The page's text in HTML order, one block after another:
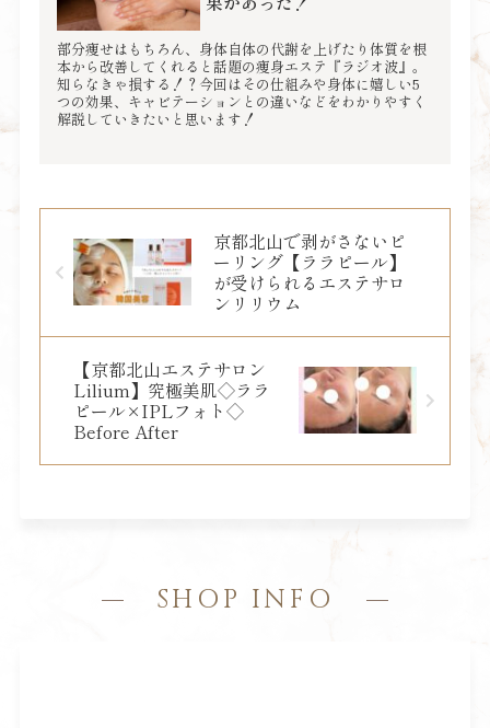
部分痩せはもちろん、身体自体の代謝を上げたり体質を根
本から改善してくれると話題の痩身エステ『ラジオ波』。
知らなきゃ損する！？今回はその仕組みや身体に嬉しい5
つの効果、キャビテーションとの違いなどをわかりやすく
解説していきたいと思います！
京都北山で剥がさないピ
ーリング【ララピール】
が受けられるエステサロ
ンリリウム
【京都北山エステサロン
Lilium】究極美肌◇ララ
ピール×IPLフォト◇
Before After
SHOP INFO